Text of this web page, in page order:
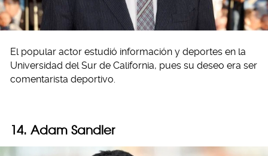
El popular actor estudió información y deportes en la
Universidad del Sur de California, pues su deseo era ser
comentarista deportivo.
14. Adam Sandler